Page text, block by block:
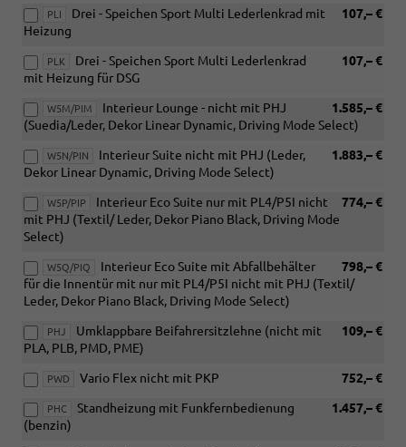
PLI 107,– €
Drei - Speichen Sport Multi Lederlenkrad mit
Heizung
PLK 107,– €
Drei - Speichen Sport Multi Lederlenkrad
mit Heizung für DSG
W5M/PIM 1.585,– €
Interieur Lounge - nicht mit PHJ
(Suedia/Leder, Dekor Linear Dynamic, Driving Mode Select)
W5N/PIN 1.883,– €
Interieur Suite nicht mit PHJ (Leder,
Dekor Linear Dynamic, Driving Mode Select)
W5P/PIP 774,– €
Interieur Eco Suite nur mit PL4/P5I nicht
mit PHJ (Textil/ Leder, Dekor Piano Black, Driving Mode
Select)
W5Q/PIQ 798,– €
Interieur Eco Suite mit Abfallbehälter
für die Innentür mit nur mit PL4/P5I nicht mit PHJ (Textil/
Leder, Dekor Piano Black, Driving Mode Select)
PHJ 109,– €
Umklappbare Beifahrersitzlehne (nicht mit
PLA, PLB, PMD, PME)
PWD 752,– €
Vario Flex nicht mit PKP
PHC 1.457,– €
Standheizung mit Funkfernbedienung
(benzin)